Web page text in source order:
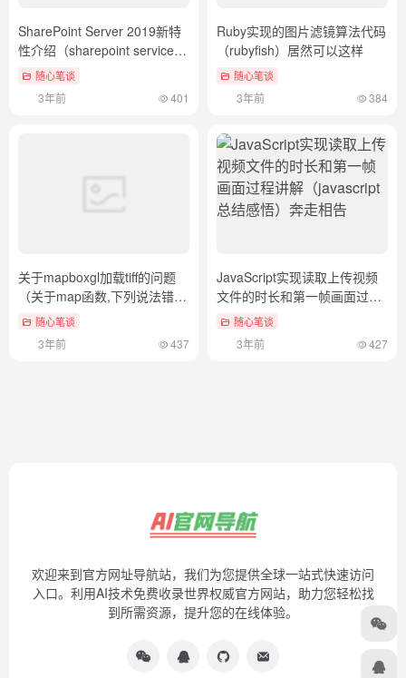
SharePoint Server 2019新特
性介绍（sharepoint service）
干货分享
随心笔谈
3年前 401
Ruby实现的图片滤镜算法代码
（rubyfish）居然可以这样
随心笔谈
3年前 384
关于mapboxgl加载tiff的问题
（关于map函数,下列说法错误
的是哪一项）奔走相告
随心笔谈
3年前 437
JavaScript实现读取上传视频
文件的时长和第一帧画面过程
讲解（javascript总结感悟）奔
随心笔谈
3年前 427
欢迎来到官方网址导航站，我们为您提供全球一站式快速访问
入口。利用AI技术免费收录世界权威官方网站，助力您轻松找
到所需资源，提升您的在线体验。